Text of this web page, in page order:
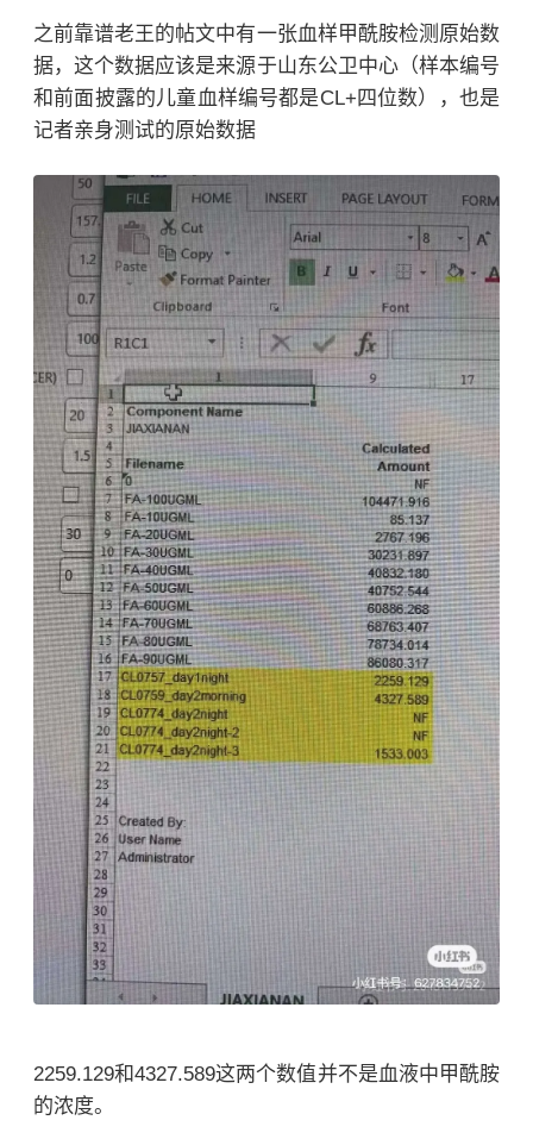
之前靠谱老王的帖文中有一张血样甲酰胺检测原始数
据，这个数据应该是来源于山东公卫中心（样本编号
和前面披露的儿童血样编号都是CL+四位数），也是
记者亲身测试的原始数据
2259.129和4327.589这两个数值并不是血液中甲酰胺
的浓度。